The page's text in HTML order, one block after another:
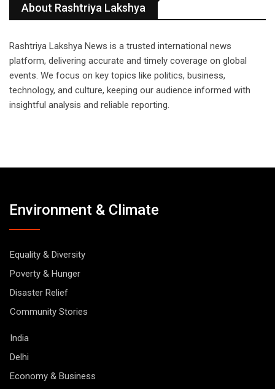
About Rashtriya Lakshya
Rashtriya Lakshya News is a trusted international news
platform, delivering accurate and timely coverage on global
events. We focus on key topics like politics, business,
technology, and culture, keeping our audience informed with
insightful analysis and reliable reporting.
Environment & Climate
Equality & Diversity
Poverty & Hunger
Disaster Relief
Community Stories
India
Delhi
Economy & Business